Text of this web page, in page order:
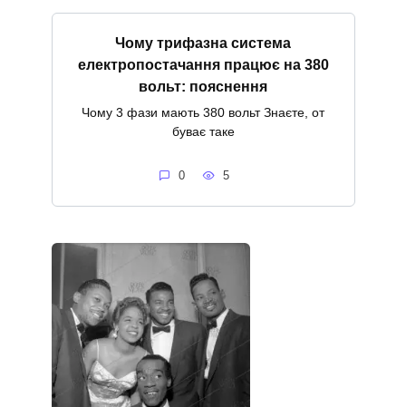
Чому трифазна система
електропостачання працює на 380
вольт: пояснення
Чому 3 фази мають 380 вольт Знаєте, от
буває таке
0 5